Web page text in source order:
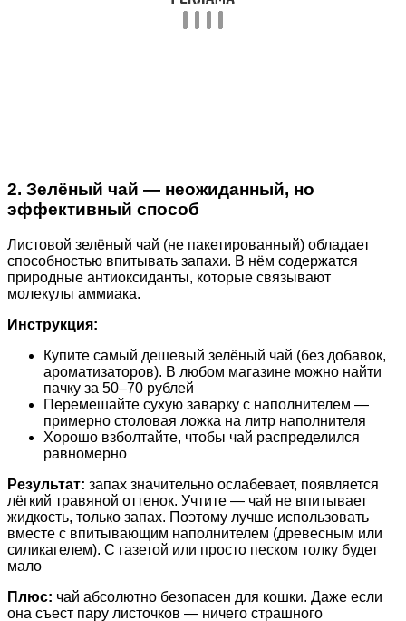
2. Зелёный чай — неожиданный, но
эффективный способ
Листовой зелёный чай (не пакетированный) обладает
способностью впитывать запахи. В нём содержатся
природные антиоксиданты, которые связывают
молекулы аммиака.
Инструкция:
Купите самый дешевый зелёный чай (без добавок,
ароматизаторов). В любом магазине можно найти
пачку за 50–70 рублей
Перемешайте сухую заварку с наполнителем —
примерно столовая ложка на литр наполнителя
Хорошо взболтайте, чтобы чай распределился
равномерно
Результат: запах значительно ослабевает, появляется
лёгкий травяной оттенок. Учтите — чай не впитывает
жидкость, только запах. Поэтому лучше использовать
вместе с впитывающим наполнителем (древесным или
силикагелем). С газетой или просто песком толку будет
мало
Плюс: чай абсолютно безопасен для кошки. Даже если
она съест пару листочков — ничего страшного